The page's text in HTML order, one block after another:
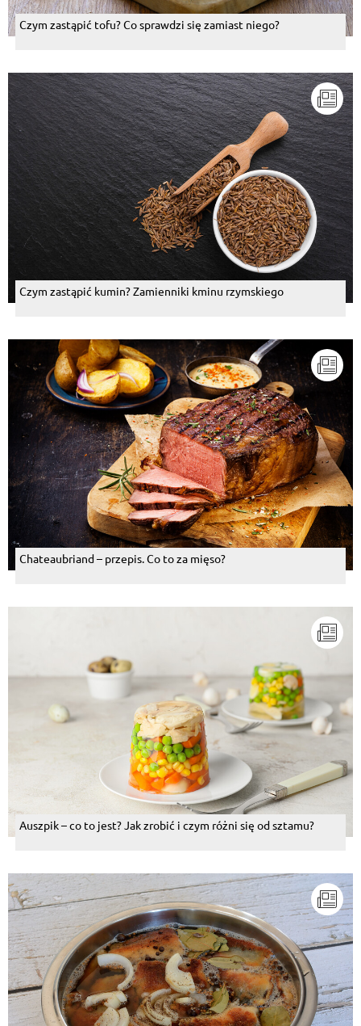
Czym zastąpić tofu? Co sprawdzi się zamiast niego?
Czym zastąpić kumin? Zamienniki kminu rzymskiego
Chateaubriand – przepis. Co to za mięso?
Auszpik – co to jest? Jak zrobić i czym różni się od sztamu?